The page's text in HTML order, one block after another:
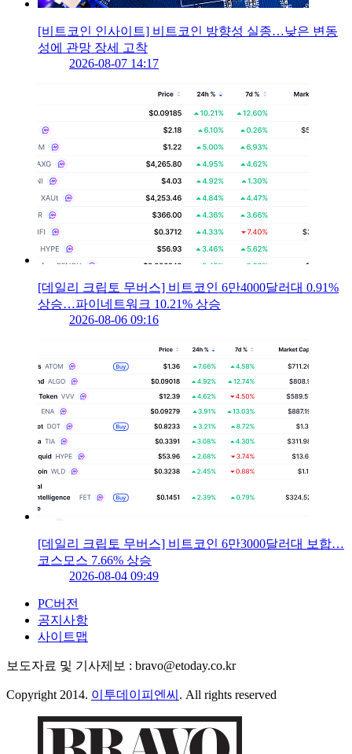
[비트코인 인사이트] 비트코인 방향성 실종…낮은 변동
성에 관망 장세 고착
2026-08-07 14:17
[데일리 크립토 무버스] 비트코인 6만4000달러대 0.91%
상승…파이네트워크 10.21% 상승
2026-08-06 09:16
[데일리 크립토 무버스] 비트코인 6만3000달러대 보합…
코스모스 7.66% 상승
2026-08-04 09:49
PC버전
공지사항
사이트맵
보도자료 및 기사제보 : bravo@etoday.co.kr
Copyright 2014. 이투데이피엔씨 . All rights reserved